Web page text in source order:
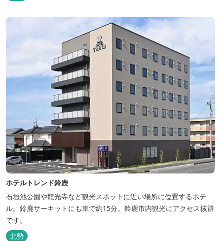
ンプ場です。 さらに、手ぶらでキャンプをお楽しみいただけるよう
に夕食バーべキュー用の炭火セットなどのレンタル品や国産牛BBQ
セットなどの食材も事前にご...
ホテルトレンド鈴鹿
石垣池公園や龍光寺など観光スポットに近い場所に位置するホテ
ル。鈴鹿サーキットにも車で約15分。鈴鹿市内観光にアクセス抜群
です。
北勢